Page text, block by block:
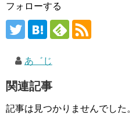
フォローする
あ゛じ
関連記事
記事は見つかりませんでした。